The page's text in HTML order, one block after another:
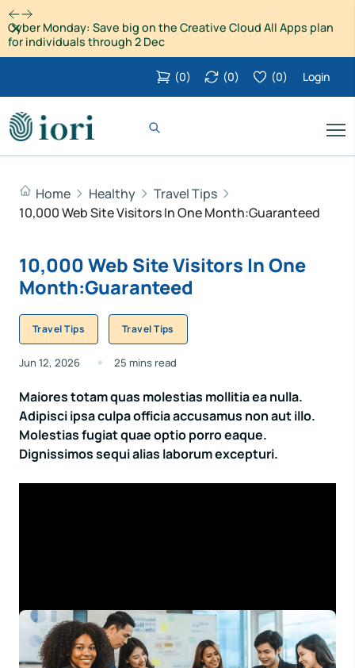
Cyber Monday: Save big on the Creative Cloud All Apps plan
for individuals through 2 Dec
Dismiss
(0) (0) (0) Login
Home Healthy
Travel Tips
10,000 Web Site Visitors In One Month:Guaranteed
10,000 Web Site Visitors In One
Month:Guaranteed
Travel Tips Travel Tips
Jun 12, 2026 25 mins read
Maiores totam quas molestias mollitia ea nulla.
Adipisci ipsa culpa officia accusamus non aut illo.
Molestias fugiat quae optio porro eaque.
Dignissimos sequi alias laborum excepturi.